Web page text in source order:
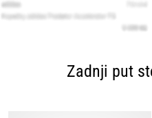
Zadnji put